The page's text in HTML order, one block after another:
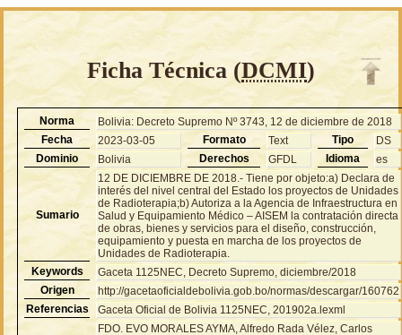
Ficha Técnica (DCMI)
Norma
Bolivia: Decreto Supremo Nº 3743, 12 de diciembre de 2018
Fecha
2023-03-05 Formato Text Tipo
DS
Dominio
Bolivia Derechos GFDL Idioma es
Sumario
12 DE DICIEMBRE DE 2018.- Tiene por objeto:a) Declara de
interés del nivel central del Estado los proyectos de Unidades
de Radioterapia;b) Autoriza a la Agencia de Infraestructura en
Salud y Equipamiento Médico – AISEM la contratación directa
de obras, bienes y servicios para el diseño, construcción,
equipamiento y puesta en marcha de los proyectos de
Unidades de Radioterapia.
Keywords
Gaceta 1125NEC, Decreto Supremo, diciembre/2018
Origen
http://gacetaoficialdebolivia.gob.bo/normas/descargar/160762
Referencias
Gaceta Oficial de Bolivia 1125NEC, 201902a.lexml
FDO. EVO MORALES AYMA, Alfredo Rada Vélez, Carlos